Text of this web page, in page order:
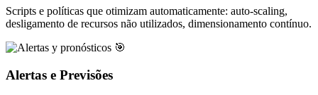
Scripts e políticas que otimizam automaticamente: auto-scaling,
desligamento de recursos não utilizados, dimensionamento contínuo.
🎯
Alertas e Previsões